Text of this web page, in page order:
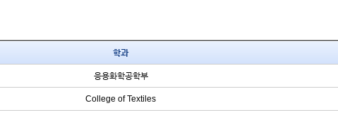
학과
응용화학공학부
College of Textiles